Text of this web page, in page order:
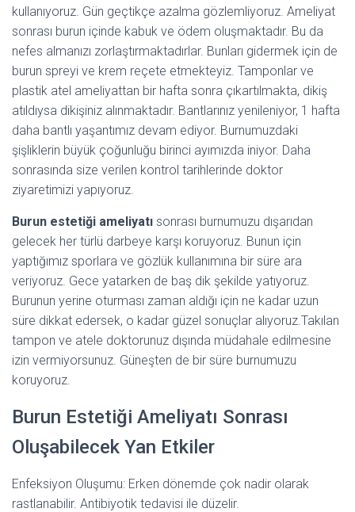
kullanıyoruz. Gün geçtikçe azalma gözlemliyoruz. Ameliyat
sonrası burun içinde kabuk ve ödem oluşmaktadır. Bu da
nefes almanızı zorlaştırmaktadırlar. Bunları gidermek için de
burun spreyi ve krem reçete etmekteyiz. Tamponlar ve
plastik atel ameliyattan bir hafta sonra çıkartılmakta, dikiş
atıldıysa dikişiniz alınmaktadır. Bantlarınız yenileniyor, 1 hafta
daha bantlı yaşantımız devam ediyor. Burnumuzdaki
şişliklerin büyük çoğunluğu birinci ayımızda iniyor. Daha
sonrasında size verilen kontrol tarihlerinde doktor
ziyaretimizi yapıyoruz.
Burun estetiği ameliyatı sonrası burnumuzu dışarıdan
gelecek her türlü darbeye karşı koruyoruz. Bunun için
yaptığımız sporlara ve gözlük kullanımına bir süre ara
veriyoruz. Gece yatarken de baş dik şekilde yatıyoruz.
Burunun yerine oturması zaman aldığı için ne kadar uzun
süre dikkat edersek, o kadar güzel sonuçlar alıyoruz.Takılan
tampon ve atele doktorunuz dışında müdahale edilmesine
izin vermiyorsunuz. Güneşten de bir süre burnumuzu
koruyoruz.
Burun Estetiği Ameliyatı Sonrası
Oluşabilecek Yan Etkiler
Enfeksiyon Oluşumu: Erken dönemde çok nadir olarak
rastlanabilir. Antibiyotik tedavisi ile düzelir.